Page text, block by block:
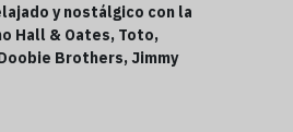
y nostálgico con la
Hall & Oates, Toto,
Brothers, Jimmy